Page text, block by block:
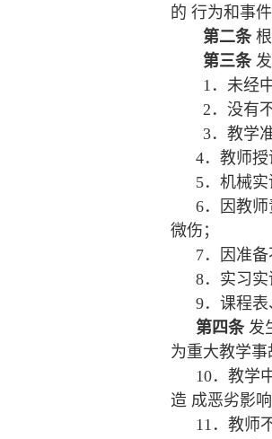
的 行为和事
第二条根
第三条发
1．未经
2．没有
3．教学
4．教师
5．机械
6．因教
微伤；
7．因准
8．实习
9．课程
第四条发
为重大教学事
10．教学
造 成恶劣影
11．教师